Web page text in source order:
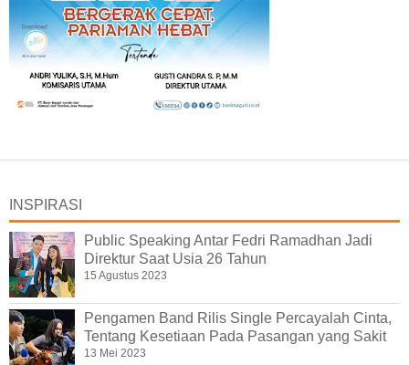
INSPIRASI
Public Speaking Antar Fedri Ramadhan Jadi
Direktur Saat Usia 26 Tahun
15 Agustus 2023
Pengamen Band Rilis Single Percayalah Cinta,
Tentang Kesetiaan Pada Pasangan yang Sakit
13 Mei 2023